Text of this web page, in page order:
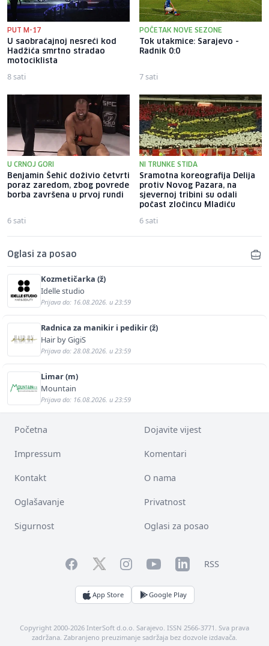
PUT M-17
U saobraćajnoj nesreći kod
Hadžića smrtno stradao
motociklista
8 sati
POČETAK NOVE SEZONE
Tok utakmice: Sarajevo -
Radnik 0:0
7 sati
U CRNOJ GORI
Benjamin Šehić doživio četvrti
poraz zaredom, zbog povrede
borba završena u prvoj rundi
6 sati
NI TRUNKE STIDA
Sramotna koreografija Delija
protiv Novog Pazara, na
sjevernoj tribini su odali
počast zločincu Mladiću
6 sati
Oglasi za posao
Kozmetičarka (ž)
Idelle studio
Prijava do: 16.08.2026. u 23:59
Radnica za manikir i pedikir (ž)
Hair by GigiS
Prijava do: 28.08.2026. u 23:59
Limar (m)
Mountain
Prijava do: 16.08.2026. u 23:59
Početna Dojavite vijest
Impressum Komentari
Kontakt O nama
Oglašavanje Privatnost
Sigurnost Oglasi za posao
FacebookTwitterInstagramYouTubeLinkedInRSS
App Store Google Play
Copyright 2000-2026 InterSoft d.o.o. Sarajevo. ISSN 2566-3771. Sva prava
zadržana. Zabranjeno preuzimanje sadržaja bez dozvole izdavača.